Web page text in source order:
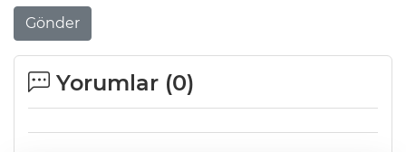
Gönder
Yorumlar (0)